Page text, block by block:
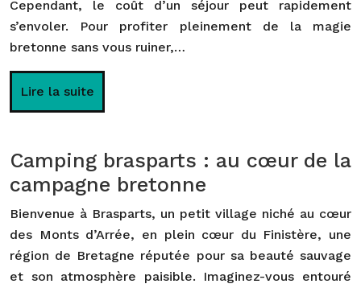
Cependant, le coût d’un séjour peut rapidement
s’envoler. Pour profiter pleinement de la magie
bretonne sans vous ruiner,…
Lire la suite
Camping brasparts : au cœur de la
campagne bretonne
Bienvenue à Brasparts, un petit village niché au cœur
des Monts d’Arrée, en plein cœur du Finistère, une
région de Bretagne réputée pour sa beauté sauvage
et son atmosphère paisible. Imaginez-vous entouré